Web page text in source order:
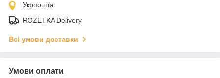
Укрпошта
ROZETKA Delivery
Всі умови доставки
Умови оплати